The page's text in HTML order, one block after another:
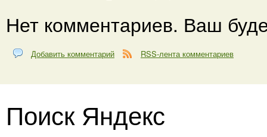
Нет комментариев. Ваш
Добавить комментарий RSS-лента комментариев
Поиск Яндекс